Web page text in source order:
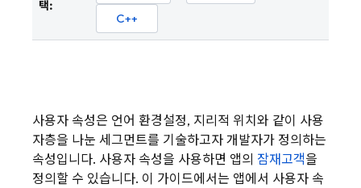
택:
C++
사용자 속성은 언어 환경설정, 지리적 위치와 같이 사용
자층을 나눈 세그먼트를 기술하고자 개발자가 정의하는
속성입니다. 사용자 속성을 사용하면 앱의 잠재고객을
정의할 수 있습니다. 이 가이드에서는 앱에서 사용자 속